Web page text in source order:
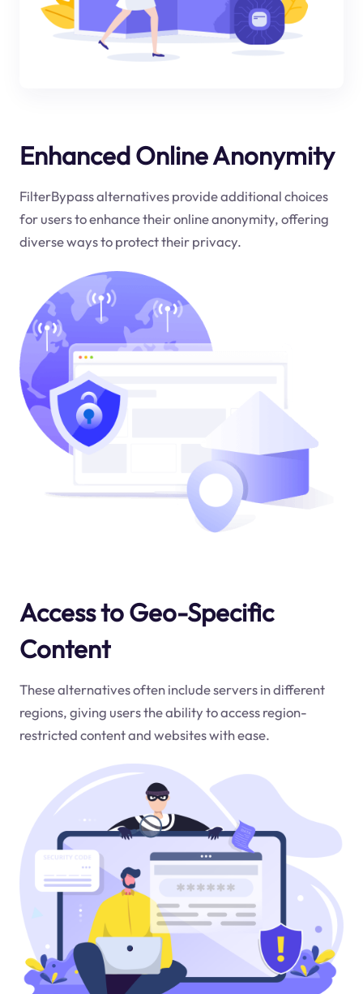
Enhanced Online Anonymity
FilterBypass alternatives provide additional choices
for users to enhance their online anonymity, offering
diverse ways to protect their privacy.
Access to Geo-Specific
Content
These alternatives often include servers in different
regions, giving users the ability to access region-
restricted content and websites with ease.